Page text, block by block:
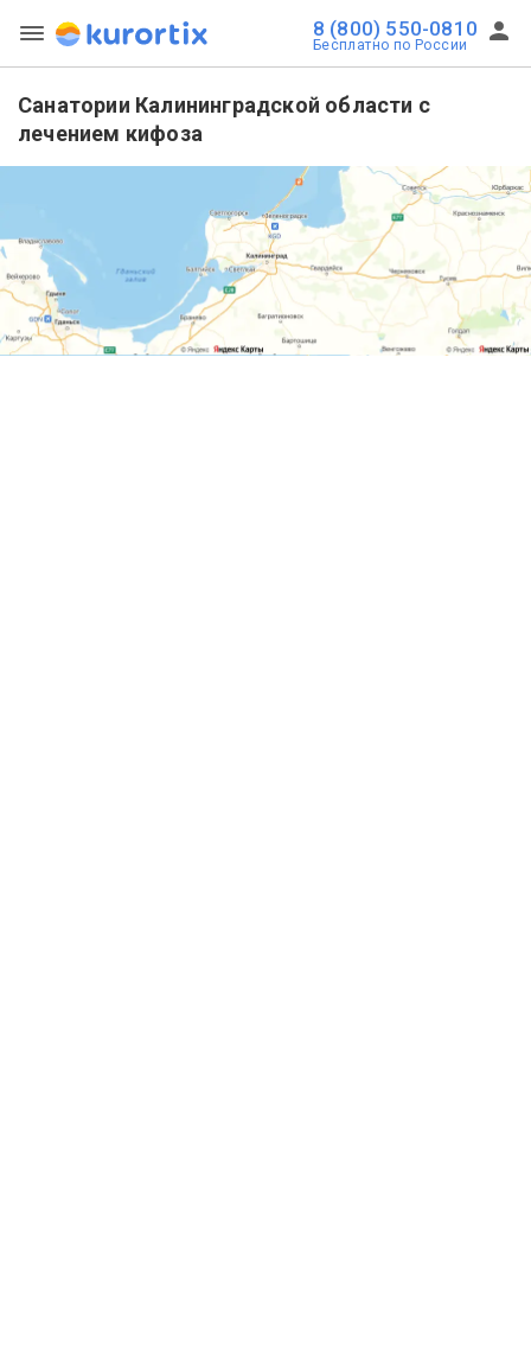
8 (800) 550-0810
Бесплатно по России
Санатории Калининградской области с
лечением кифоза